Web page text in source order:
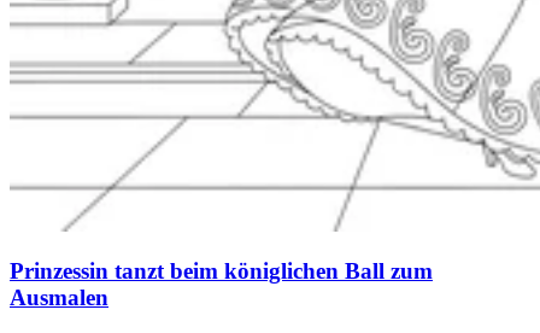
Prinzessin tanzt beim königlichen Ball zum
Ausmalen